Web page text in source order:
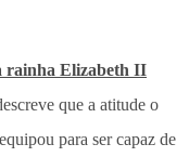
rainha Elizabeth II
que a atitude o
para ser capaz de